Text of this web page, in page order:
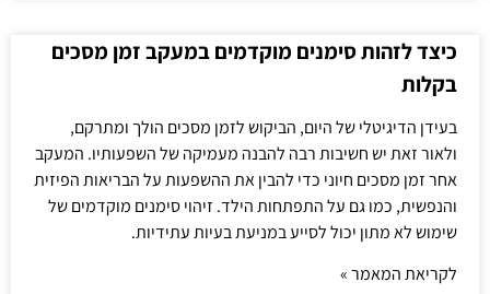
כיצד לזהות סימנים מוקדמים במעקב זמן מסכים
בקלות
בעידן הדיגיטלי של היום, הביקוש לזמן מסכים הולך ומתרקם,
ולאור זאת יש חשיבות רבה להבנה מעמיקה של השפעותיו. המעקב
אחר זמן מסכים חיוני כדי להבין את ההשפעות על הבריאות הפיזית
והנפשית, כמו גם על התפתחות הילד. זיהוי סימנים מוקדמים של
שימוש לא מתון יכול לסייע במניעת בעיות עתידיות.
לקריאת המאמר »